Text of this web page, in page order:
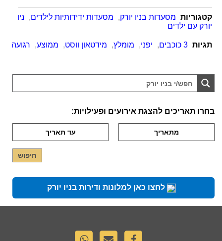
קטגוריות מסעדות בניו יורק, מסעדות ידידותיות לילדים,
ניו
יורק עם ילדים
תגיות 3 כוכבים , יפני, מומלץ, מידטאון ווסט, ממוצע, רגועה
בחרו תאריכים להצגת אירועים ופעילויות:
לחצו כאן למלונות ודירות בניו יורק